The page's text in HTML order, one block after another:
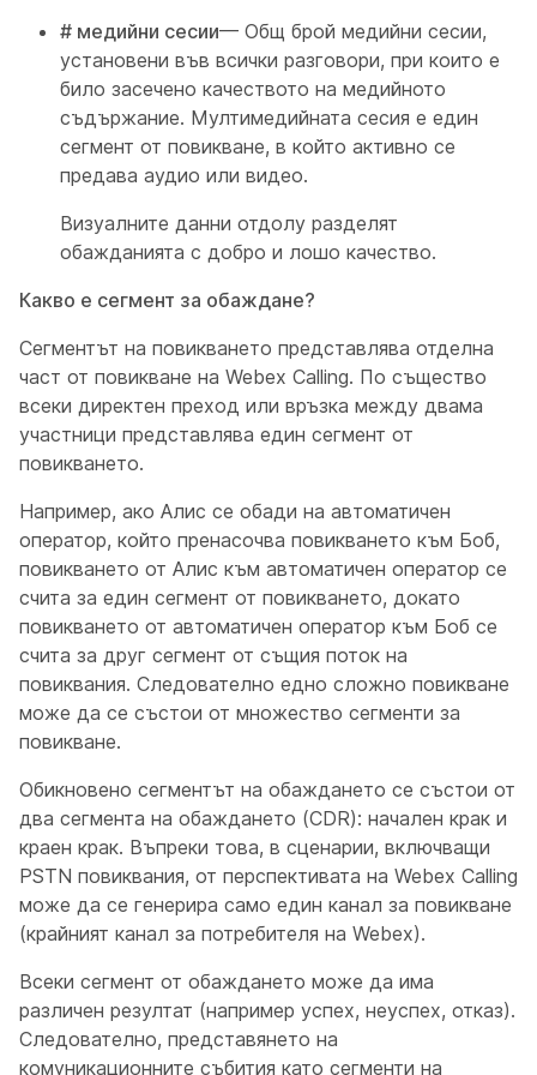
# медийни сесии— Общ брой медийни сесии,
установени във всички разговори, при които е
било засечено качеството на медийното
съдържание. Мултимедийната сесия е един
сегмент от повикване, в който активно се
предава аудио или видео.
Визуалните данни отдолу разделят
обажданията с добро и лошо качество.
Какво е сегмент за обаждане?
Сегментът на повикването представлява отделна
част от повикване на Webex Calling. По същество
всеки директен преход или връзка между двама
участници представлява един сегмент от
повикването.
Например, ако Алис се обади на автоматичен
оператор, който пренасочва повикването към Боб,
повикването от Алис към автоматичен оператор се
счита за един сегмент от повикването, докато
повикването от автоматичен оператор към Боб се
счита за друг сегмент от същия поток на
повиквания. Следователно едно сложно повикване
може да се състои от множество сегменти за
повикване.
Обикновено сегментът на обаждането се състои от
два сегмента на обаждането (CDR): начален крак и
краен крак. Въпреки това, в сценарии, включващи
PSTN повиквания, от перспективата на Webex Calling
може да се генерира само един канал за повикване
(крайният канал за потребителя на Webex).
Всеки сегмент от обаждането може да има
различен резултат (например успех, неуспех, отказ).
Следователно, представянето на
комуникационните събития като сегменти на